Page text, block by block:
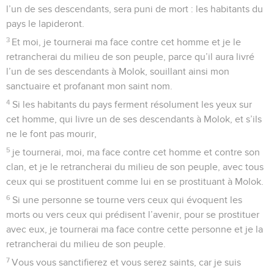
l’un de ses descendants, sera puni de mort : les habitants du
pays le lapideront.
3 Et moi, je tournerai ma face contre cet homme et je le
retrancherai du milieu de son peuple, parce qu’il aura livré
l’un de ses descendants à Molok, souillant ainsi mon
sanctuaire et profanant mon saint nom.
4 Si les habitants du pays ferment résolument les yeux sur
cet homme, qui livre un de ses descendants à Molok, et s’ils
ne le font pas mourir,
5 je tournerai, moi, ma face contre cet homme et contre son
clan, et je le retrancherai du milieu de son peuple, avec tous
ceux qui se prostituent comme lui en se prostituant à Molok.
6 Si une personne se tourne vers ceux qui évoquent les
morts ou vers ceux qui prédisent l’avenir, pour se prostituer
avec eux, je tournerai ma face contre cette personne et je la
retrancherai du milieu de son peuple.
7 Vous vous sanctifierez et vous serez saints, car je suis